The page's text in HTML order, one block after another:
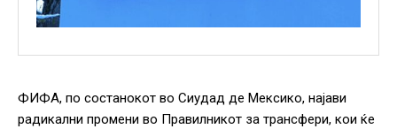
ФИФА, по состанокот во Сиудад де Мексико, најави
радикални промени во Правилникот за трансфери, кои ќе